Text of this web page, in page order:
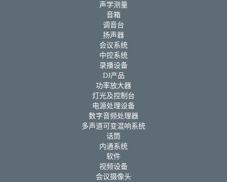
声学测量
音箱
调音台
扬声器
会议系统
中控系统
录播设备
DJ产品
功率放大器
灯光及控制台
电源处理设备
数字音频处理器
多声道可变混响系统
话筒
内通系统
软件
视频设备
会议摄像头